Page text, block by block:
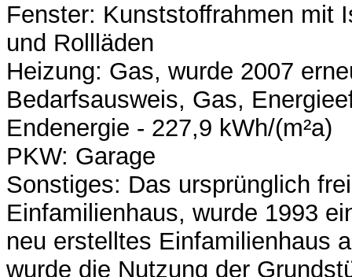
Fenster: Kunststoffrahmen mit
und Rollläden
Heizung: Gas, wurde 2007
Bedarfsausweis, Gas,
Endenergie - 227,9 kWh/(m²a)
PKW: Garage
Sonstiges: Das ursprünglich
Einfamilienhaus, wurde 1993
neu erstelltes Einfamilienhaus
wurde die Nutzung der